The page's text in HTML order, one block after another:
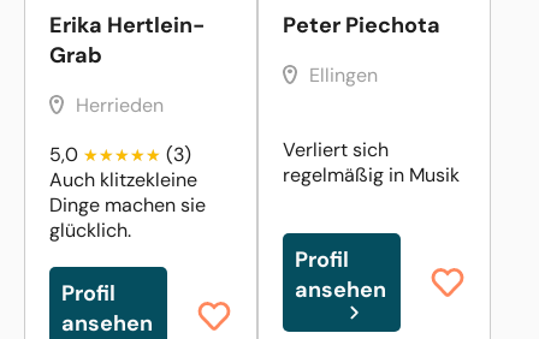
Erika Hertlein-
Grab
Herrieden
5,0
(3)
Auch klitzekleine
Dinge machen sie
glücklich.
Profil
ansehen
Peter Piechota
Ellingen
Verliert sich
regelmäßig in Musik
Profil
ansehen